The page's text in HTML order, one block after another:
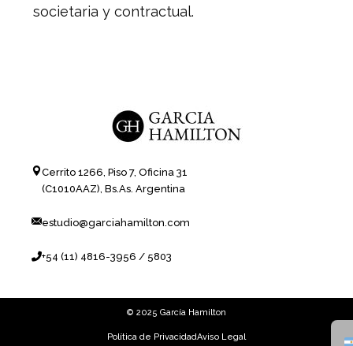
societaria y contractual.
Cerrito 1266, Piso 7, Oficina 31
(C1010AAZ), Bs.As. Argentina
estudio@garciahamilton.com
+54 (11) 4816-3956 / 5803
© 2025 García Hamilton
Política de PrivacidadAviso Legal